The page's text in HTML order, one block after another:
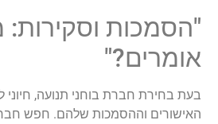
"הסמכות
אומרים?"
בעת בחירת חברת בוחני תנועה,
האישורים וההסמכות שלהם. חפש